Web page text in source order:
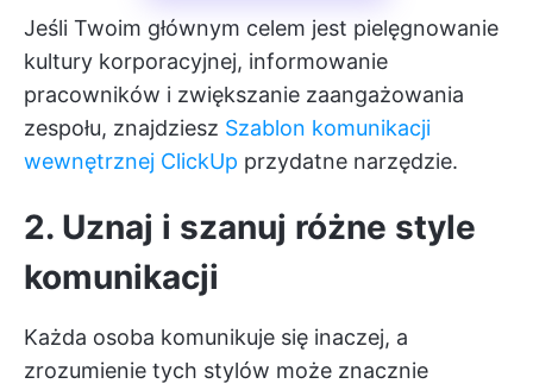
Jeśli Twoim głównym celem jest pielęgnowanie
kultury korporacyjnej, informowanie
pracowników i zwiększanie zaangażowania
zespołu, znajdziesz Szablon komunikacji
wewnętrznej ClickUp przydatne narzędzie.
2. Uznaj i szanuj różne style
komunikacji
Każda osoba komunikuje się inaczej, a
zrozumienie tych stylów może znacznie